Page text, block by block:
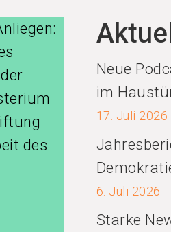
des
Neue
im
17. Juli 2026
6. Juli 2026
Starke